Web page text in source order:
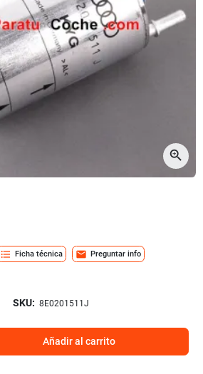
zoom_in
format_list_bulleted Ficha técnica mail Preguntar info
SKU: 8E0201511J
Añadir al carrito